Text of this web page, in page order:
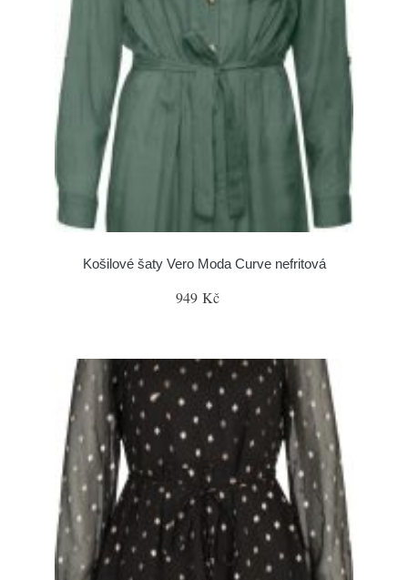
Košilové šaty Vero Moda Curve nefritová
949 Kč